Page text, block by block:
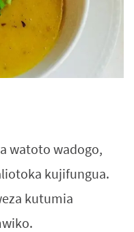
watoto wadogo,
kujifungua.
kutumia